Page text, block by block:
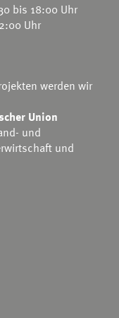
bis 18:00 Uhr
Uhr
werden wir
Union
und
und